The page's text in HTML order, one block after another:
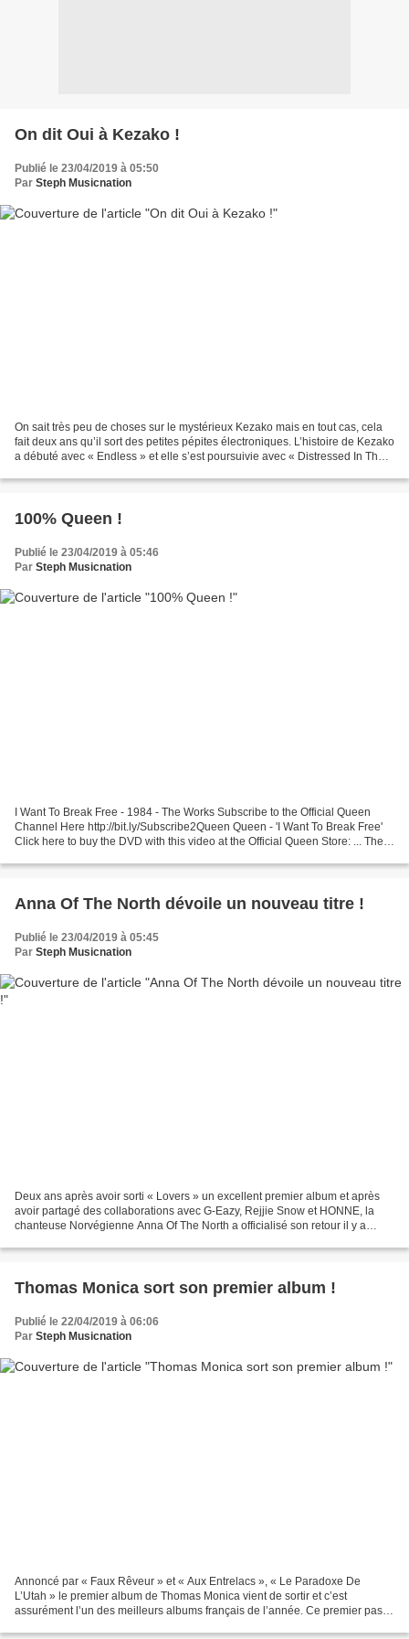
On dit Oui à Kezako !
Publié le 23/04/2019 à 05:50
Par Steph Musicnation
On sait très peu de choses sur le mystérieux Kezako mais en tout cas, cela
fait deux ans qu’il sort des petites pépites électroniques. L’histoire de Kezako
a débuté avec « Endless » et elle s’est poursuivie avec « Distressed In The
100% Queen !
Publié le 23/04/2019 à 05:46
Par Steph Musicnation
I Want To Break Free - 1984 - The Works Subscribe to the Official Queen
Channel Here http://bit.ly/Subscribe2Queen Queen - 'I Want To Break Free'
Click here to buy the DVD with this video at the Official Queen Store: ... The
Anna Of The North dévoile un nouveau titre !
Publié le 23/04/2019 à 05:45
Par Steph Musicnation
Deux ans après avoir sorti « Lovers » un excellent premier album et après
avoir partagé des collaborations avec G-Eazy, Rejjie Snow et HONNE, la
chanteuse Norvégienne Anna Of The North a officialisé son retour il y a
Thomas Monica sort son premier album !
Publié le 22/04/2019 à 06:06
Par Steph Musicnation
Annoncé par « Faux Rêveur » et « Aux Entrelacs », « Le Paradoxe De
L’Utah » le premier album de Thomas Monica vient de sortir et c’est
assurément l’un des meilleurs albums français de l’année. Ce premier pas